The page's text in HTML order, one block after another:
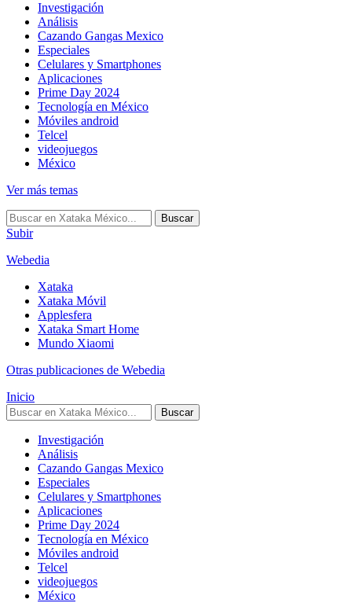
Investigación
Análisis
Cazando Gangas Mexico
Especiales
Celulares y Smartphones
Aplicaciones
Prime Day 2024
Tecnología en México
Móviles android
Telcel
videojuegos
México
Ver más temas
Buscar
Subir
Webedia
Xataka
Xataka Móvil
Applesfera
Xataka Smart Home
Mundo Xiaomi
Otras publicaciones de Webedia
Inicio
Buscar
Investigación
Análisis
Cazando Gangas Mexico
Especiales
Celulares y Smartphones
Aplicaciones
Prime Day 2024
Tecnología en México
Móviles android
Telcel
videojuegos
México